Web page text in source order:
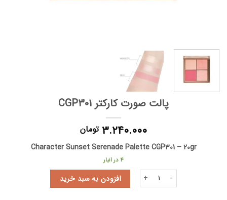
پالت صورت کارکتر CGP301
۳.۲۴۰.۰۰۰ تومان
Character Sunset Serenade Palette CGP301 – 20gr
4 در انبار
پالت صورت کارکتر CGP301 عدد افزودن به سبد خرید